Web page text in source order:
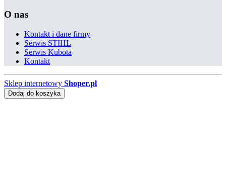
O nas
Kontakt i dane firmy
Serwis STIHL
Serwis Kubota
Kontakt
Sklep internetowy Shoper.pl
Dodaj do koszyka